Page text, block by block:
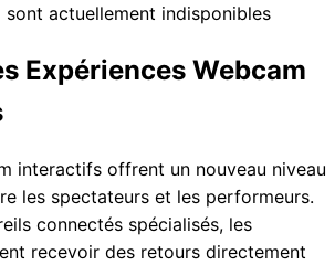
actuellement indisponibles
Expériences Webcam
interactifs offrent un nouveau niveau
les spectateurs et les performeurs.
connectés spécialisés, les
recevoir des retours directement